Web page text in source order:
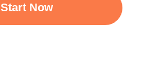
Start Now